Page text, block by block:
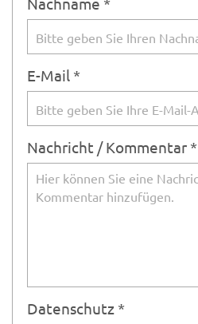
E-Mail *
Nachricht / Kommentar *
Datenschutz *